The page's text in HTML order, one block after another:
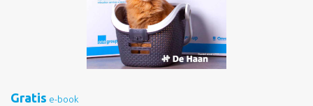
Gratis e-book